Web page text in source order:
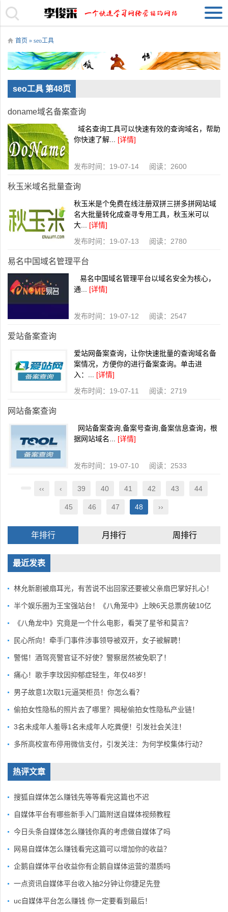
首页 » seo工具
seo工具 第48页
doname域名备案查询
域名查询工具可以快速有效的查询域名，帮助
你快速了解... [详情]
发布时间：19-07-14 阅读：2600
秋玉米域名批量查询
秋玉米是个免费在线注册双拼三拼多拼网站域
名大批量转化成查寻专用工具，秋玉米可以
大... [详情]
发布时间：19-07-13 阅读：2780
易名中国域名管理平台
易名中国域名管理平台以域名安全为核心，
通... [详情]
发布时间：19-07-12 阅读：2547
爱站备案查询
爱站网备案查询，让你快速批量的查询域名备
案情况，方便你的进行备案查询。单击进
入：... [详情]
发布时间：19-07-11 阅读：2719
网站备案查询
网站备案查询,备案号查询,备案信息查询，根
据网站域名... [详情]
发布时间：19-07-10 阅读：2533
‹‹ ‹ 39 40 41 42 43 44
45 46 47 48 ››
年排行 月排行 周排行
最近发表
林允新剧被扇耳光，有苦说不出回家还要被父亲扇巴掌好扎心！
半个娱乐圈为王宝强站台！《八角笼中》上映6天总票房破10亿
《八角龙中》究竟是一个什么电影，看哭了星爷和莫言？
民心所向！牵手门事件涉事领导被双开，女子被解聘！
警惕！酒驾亮警官证不好使？警察居然被免职了！
痛心！歌手李玟因抑郁症轻生，年仅48岁！
男子故意1次取1元逼哭柜员！你怎么看？
偷拍女性隐私的照片去了哪里？揭秘偷拍女性隐私产业链！
3名未成年人羞辱1名未成年人吃粪便！引发社会关注！
多所高校宣布停用微信支付，引发关注：为何学校集体行动？
热评文章
搜狐自媒体怎么赚钱先等等看完这篇也不迟
自媒体平台有哪些新手入门篇附送自媒体视频教程
今日头条自媒体怎么赚钱你真的考虑做自媒体了吗
网易自媒体怎么赚钱看完这篇可以增加你的收益？
企鹅自媒体平台收益你有企鹅自媒体运营的潜质吗
一点资讯自媒体平台收入抽2分钟让你捷足先登
uc自媒体平台怎么赚钱 你一定要看到最后！